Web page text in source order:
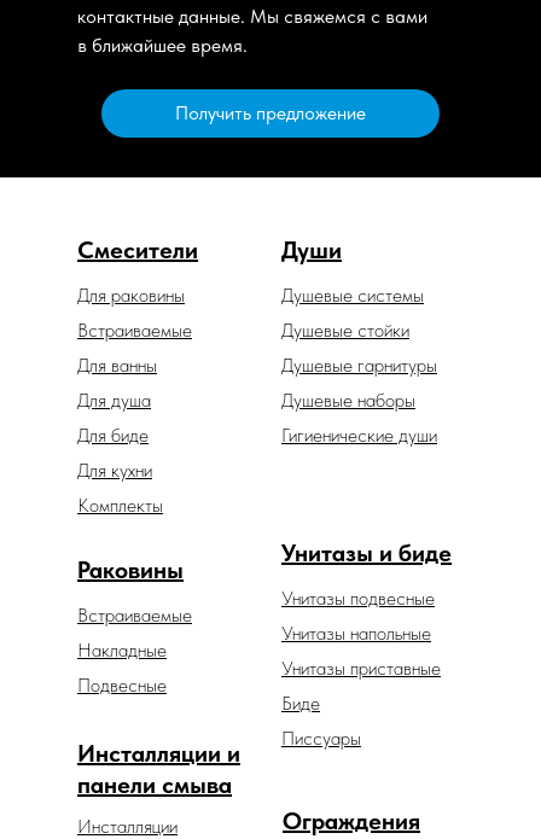
контактные данные. Мы свяжемся с вами
в ближайшее время.
Получить предложение
Смесители Души
Душевые гарнитуры
Душевые системы
Гигиенические души
Душевые наборы
Унитазы и биде
Унитазы подвесные
Унитазы напольные
Унитазы приставные
Раковины
Встраиваемые
Накладные
Подвесные
Встраиваемые
Для биде
Для ванны
Для душа
Для раковины
Для кухни
Ограждения
Душевые стойки
Биде
Инсталляции и
панели смыва
Инсталляции
Комплекты
Писсуары